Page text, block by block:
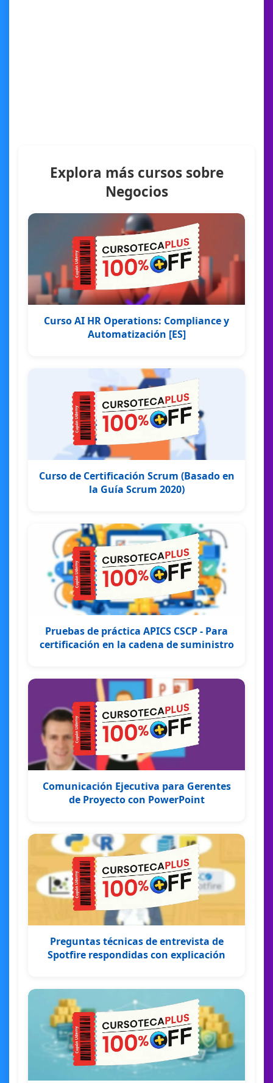
Explora más cursos sobre
Negocios
Curso AI HR Operations: Compliance y
Automatización [ES]
Curso de Certificación Scrum (Basado en
la Guía Scrum 2020)
Pruebas de práctica APICS CSCP - Para
certificación en la cadena de suministro
Comunicación Ejecutiva para Gerentes
de Proyecto con PowerPoint
Preguntas técnicas de entrevista de
Spotfire respondidas con explicación